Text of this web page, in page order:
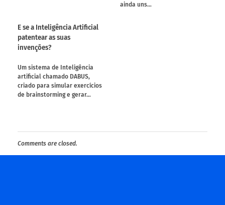
ainda uns…
E se a Inteligência Artificial
patentear as suas
invenções?
Um sistema de Inteligência
artificial chamado DABUS,
criado para simular exercícios
de brainstorming e gerar…
Comments are closed.